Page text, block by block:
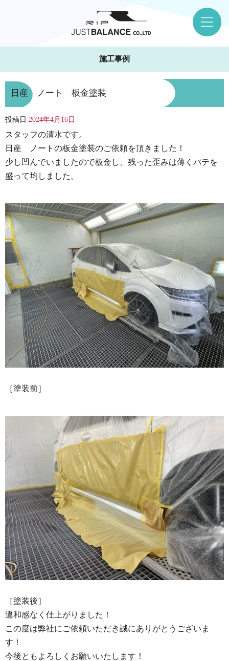
施工事例
日産 ノート 板金塗装
投稿日 2024年4月16日
スタッフの清水です。
日産 ノートの板金塗装のご依頼を頂きました！
少し凹んでいましたので板金し、残った歪みは薄くパテを
盛って均しました。
［塗装前］
［塗装後］
違和感なく仕上がりました！
この度は弊社にご依頼いただき誠にありがとうございま
す！
今後ともよろしくお願いいたします！